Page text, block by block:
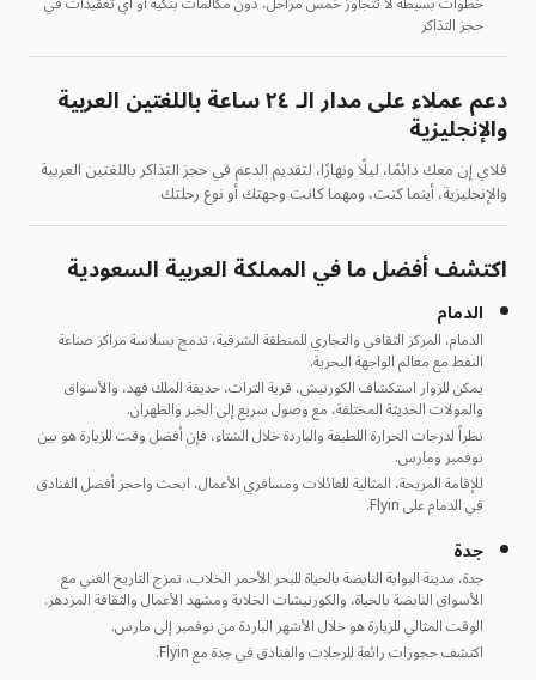
حجز التذاكر
دعم عملاء على مدار الـ ٢٤ ساعة باللغتين العربية
والإنجليزية
فلاي إن معك دائمًا، ليلًا ونهارًا، لتقديم الدعم في حجز التذاكر باللغتين العربية
والإنجليزية، أينما كنت، ومهما كانت وجهتك أو نوع رحلتك
اكتشف أفضل ما في المملكة العربية السعودية
الدمام
الدمام، المركز الثقافي والتجاري للمنطقة الشرقية، تدمج بسلاسة مراكز صناعة
النفط مع معالم الواجهة البحرية.
يمكن للزوار استكشاف الكورنيش، قرية التراث، حديقة الملك فهد، والأسواق
والمولات الحديثة المختلفة، مع وصول سريع إلى الخبر والظهران.
نظراً لدرجات الحرارة اللطيفة والباردة خلال الشتاء، فإن أفضل وقت للزيارة هو بين
نوفمبر ومارس.
للإقامة المريحة، المثالية للعائلات ومسافري الأعمال، ابحث واحجز أفضل الفنادق
في الدمام على Flyin.
جدة
جدة، مدينة البوابة النابضة بالحياة للبحر الأحمر الخلاب، تمزج التاريخ الغني مع
الأسواق النابضة بالحياة، والكورنيشات الخلابة ومشهد الأعمال والثقافة المزدهر.
الوقت المثالي للزيارة هو خلال الأشهر الباردة من نوفمبر إلى مارس.
اكتشف حجوزات رائعة للرحلات والفنادق في جدة مع Flyin.